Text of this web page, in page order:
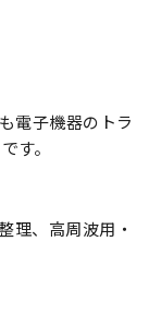
電子機器のトラ
す。
理、高周波用・